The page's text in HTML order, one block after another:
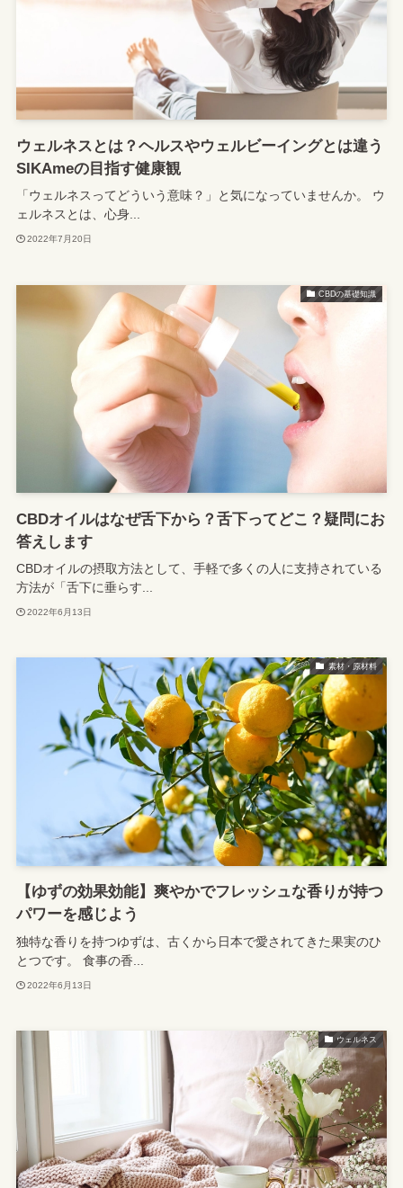
ウェルネスとは？ヘルスやウェルビーイングとは違う
SIKAmeの目指す健康観
「ウェルネスってどういう意味？」と気になっていませんか。 ウ
ェルネスとは、心身...
2022年7月20日
CBDの基礎知識
CBDオイルはなぜ舌下から？舌下ってどこ？疑問にお
答えします
CBDオイルの摂取方法として、手軽で多くの人に支持されている
方法が「舌下に垂らす...
2022年6月13日
素材・原材料
【ゆずの効果効能】爽やかでフレッシュな香りが持つ
パワーを感じよう
独特な香りを持つゆずは、古くから日本で愛されてきた果実のひ
とつです。 食事の香...
2022年6月13日
ウェルネス